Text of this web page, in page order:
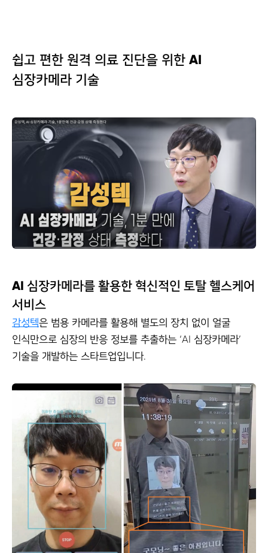
쉽고 편한 원격 의료 진단을 위한 AI
심장카메라 기술
AI 심장카메라를 활용한 혁신적인 토탈 헬스케어
서비스
감성텍은 범용 카메라를 활용해 별도의 장치 없이 얼굴
인식만으로 심장의 반응 정보를 추출하는 ‘AI 심장카메라’
기술을 개발하는 스타트업입니다.